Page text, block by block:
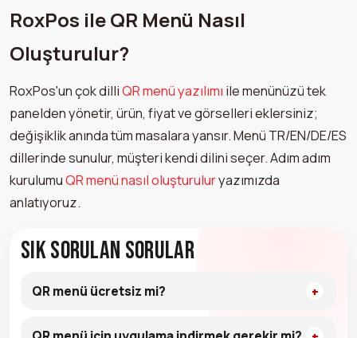
RoxPos ile QR Menü Nasıl
Oluşturulur?
RoxPos'un çok dilliQR menü yazılımı ile menünüzü tek
panelden yönetir, ürün, fiyat ve görselleri eklersiniz;
değişiklik anında tüm masalara yansır. Menü TR/EN/DE/ES
dillerinde sunulur, müşteri kendi dilini seçer. Adım adım
kurulumuQR menü nasıl oluşturuluryazımızda
anlatıyoruz.
Sık Sorulan Sorular
QR menü ücretsiz mi?